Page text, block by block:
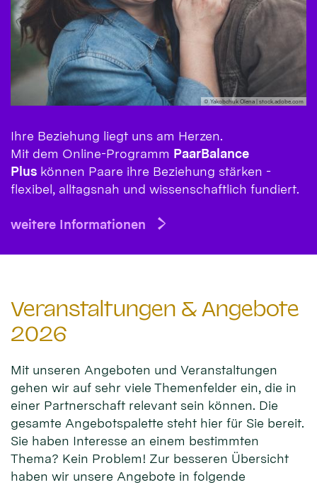
© Yakobchuk Olena | stock.adobe.com
Ihre Beziehung liegt uns am Herzen.
Mit dem Online-Programm PaarBalance
Plus können Paare ihre Beziehung stärken -
flexibel, alltagsnah und wissenschaftlich fundiert.
weitere Informationen
Veranstaltungen & Angebote
2026
Mit unseren Angeboten und Veranstaltungen
gehen wir auf sehr viele Themenfelder ein, die in
einer Partnerschaft relevant sein können. Die
gesamte Angebotspalette steht hier für Sie bereit.
Sie haben Interesse an einem bestimmten
Thema? Kein Problem! Zur besseren Übersicht
haben wir unsere Angebote in folgende